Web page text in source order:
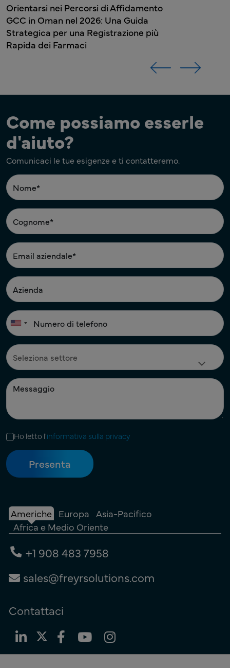
più
Come possiamo esserle
d'aiuto?
Comunicaci le tue esigenze e ti contatteremo.
Ho letto l'informativa sulla privacy
Americhe Europa Asia-Pacifico
Africa e Medio Oriente
+1 908 483 7958
sales@freyrsolutions.com
Contattaci